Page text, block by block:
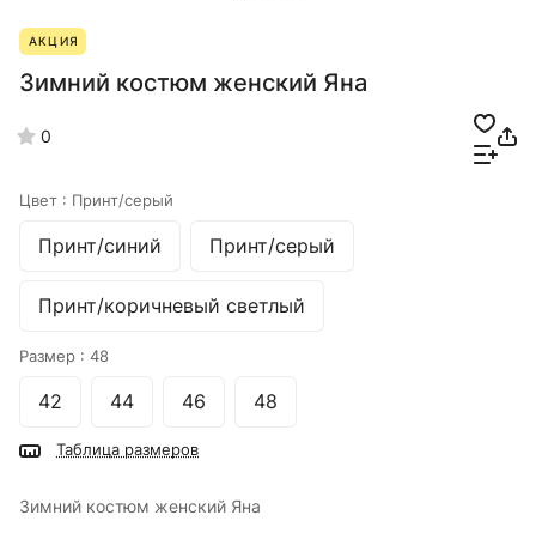
АКЦИЯ
Зимний костюм женский Яна
0
Цвет : Принт/серый
Принт/синий Принт/серый
Принт/коричневый светлый
Размер : 48
42 44 46 48
Таблица размеров
Зимний костюм женский Яна